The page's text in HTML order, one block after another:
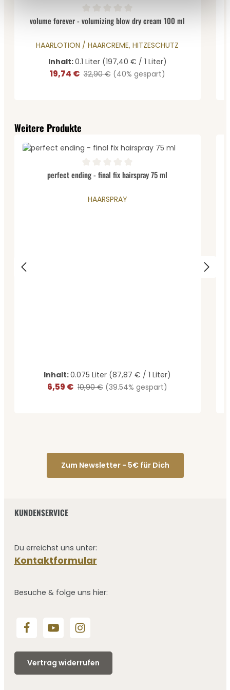
Durchschnittliche Bewertung von 0 von 5 Sternen
volume forever - volumizing blow dry cream 100 ml
HAARLOTION / HAARCREME, HITZESCHUTZ
Inhalt:0.1 Liter (197,40 € / 1 Liter)
Verkaufspreis:
19,74 € Regulärer Preis:
32,90 € (40% gespart)
Produktgalerie überspringen
Weitere Produkte
Durchschnittliche Bewertung von 0 von 5 Sternen
perfect ending - final fix hairspray 75 ml
HAARSPRAY
Inhalt:0.075 Liter (87,87 € / 1 Liter)
Verkaufspreis:
6,59 € Regulärer Preis:
10,90 € (39.54% gespart)
Zum Newsletter - 5€ für Dich
KUNDENSERVICE
Du erreichst uns unter:
Kontaktformular
Besuche & folge uns hier:
Vertrag widerrufen